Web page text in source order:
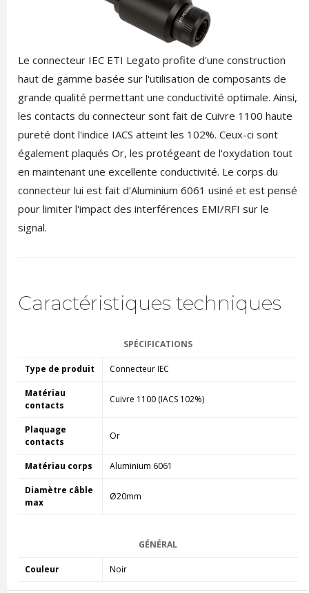
Le connecteur IEC ETI Legato profite d'une construction
haut de gamme basée sur l'utilisation de composants de
grande qualité permettant une conductivité optimale. Ainsi,
les contacts du connecteur sont fait de Cuivre 1100 haute
pureté dont l'indice IACS atteint les 102%. Ceux-ci sont
également plaqués Or, les protégeant de l'oxydation tout
en maintenant une excellente conductivité. Le corps du
connecteur lui est fait d'Aluminium 6061 usiné et est pensé
pour limiter l'impact des interférences EMI/RFI sur le
signal.
Caractéristiques techniques
SPÉCIFICATIONS
Type de produit Connecteur IEC
Matériau
contacts
Cuivre 1100 (IACS 102%)
Plaquage
contacts
Or
Matériau corps Aluminium 6061
Diamètre câble
max
Ø20mm
GÉNÉRAL
Couleur Noir